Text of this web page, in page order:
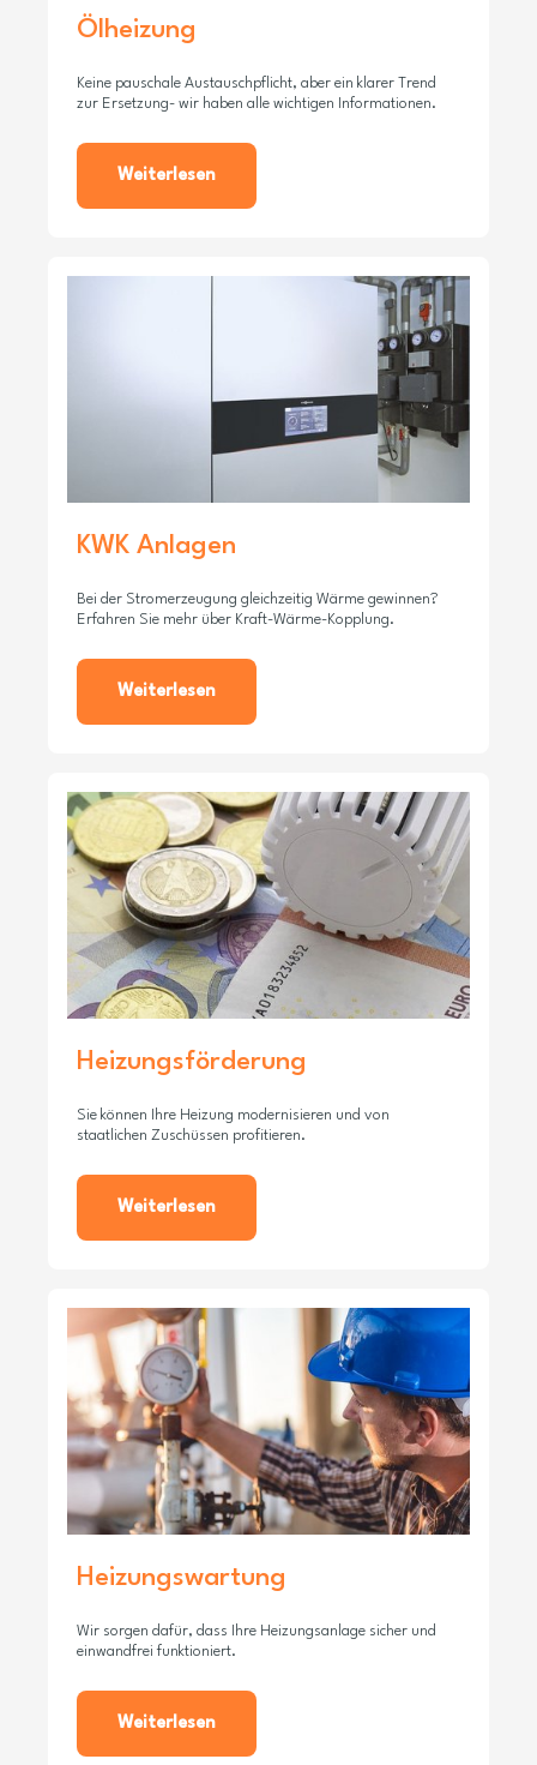
Ölheizung
Keine pauschale Austauschpflicht, aber ein klarer Trend
zur Ersetzung- wir haben alle wichtigen Informationen.
Weiterlesen
KWK Anlagen
Bei der Stromerzeugung gleichzeitig Wärme gewinnen?
Erfahren Sie mehr über Kraft-Wärme-Kopplung.
Weiterlesen
Heizungsförderung
Sie können Ihre Heizung modernisieren und von
staatlichen Zuschüssen profitieren.
Weiterlesen
Heizungswartung
Wir sorgen dafür, dass Ihre Heizungsanlage sicher und
einwandfrei funktioniert.
Weiterlesen